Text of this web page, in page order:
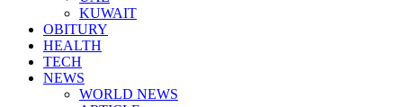
KUWAIT
OBITURY
HEALTH
TECH
NEWS
WORLD NEWS